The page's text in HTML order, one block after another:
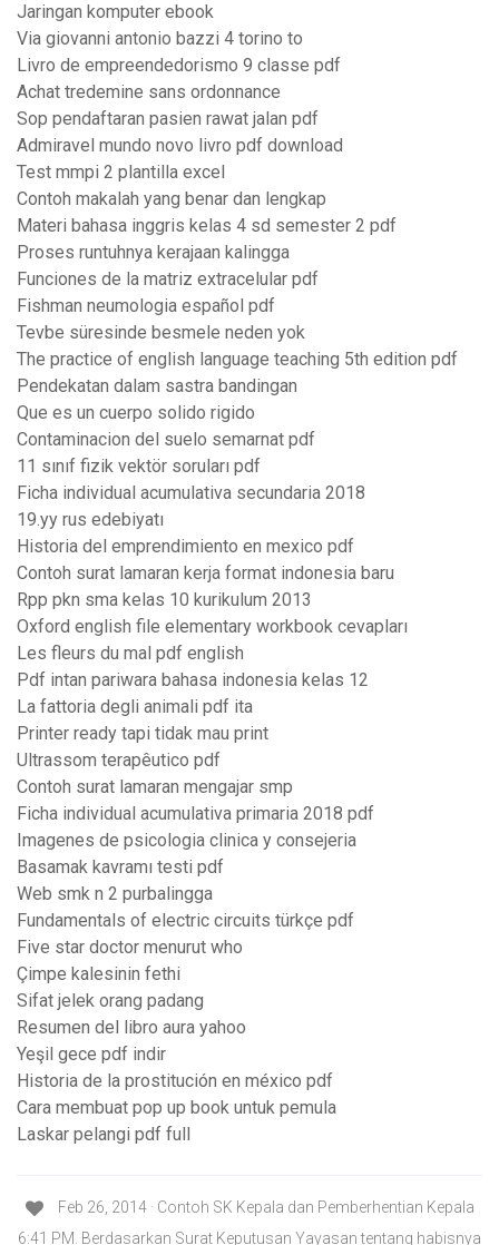
Jaringan komputer ebook
Via giovanni antonio bazzi 4 torino to
Livro de empreendedorismo 9 classe pdf
Achat tredemine sans ordonnance
Sop pendaftaran pasien rawat jalan pdf
Admiravel mundo novo livro pdf download
Test mmpi 2 plantilla excel
Contoh makalah yang benar dan lengkap
Materi bahasa inggris kelas 4 sd semester 2 pdf
Proses runtuhnya kerajaan kalingga
Funciones de la matriz extracelular pdf
Fishman neumologia español pdf
Tevbe süresinde besmele neden yok
The practice of english language teaching 5th edition pdf
Pendekatan dalam sastra bandingan
Que es un cuerpo solido rigido
Contaminacion del suelo semarnat pdf
11 sınıf fizik vektör soruları pdf
Ficha individual acumulativa secundaria 2018
19.yy rus edebiyatı
Historia del emprendimiento en mexico pdf
Contoh surat lamaran kerja format indonesia baru
Rpp pkn sma kelas 10 kurikulum 2013
Oxford english file elementary workbook cevapları
Les fleurs du mal pdf english
Pdf intan pariwara bahasa indonesia kelas 12
La fattoria degli animali pdf ita
Printer ready tapi tidak mau print
Ultrassom terapêutico pdf
Contoh surat lamaran mengajar smp
Ficha individual acumulativa primaria 2018 pdf
Imagenes de psicologia clinica y consejeria
Basamak kavramı testi pdf
Web smk n 2 purbalingga
Fundamentals of electric circuits türkçe pdf
Five star doctor menurut who
Çimpe kalesinin fethi
Sifat jelek orang padang
Resumen del libro aura yahoo
Yeşil gece pdf indir
Historia de la prostitución en méxico pdf
Cara membuat pop up book untuk pemula
Laskar pelangi pdf full
Feb 26, 2014 · Contoh SK Kepala dan Pemberhentian Kepala
6:41 PM. Berdasarkan Surat Keputusan Yayasan tentang habisnya